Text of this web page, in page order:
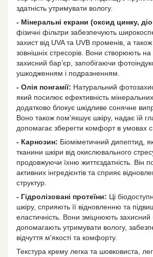
здатність утримувати вологу.
- Мінеральні екрани (оксид цинку,
фізичні фільтри забезпечують
захист від UVA та UVB променів, а
зовнішніх стресорів. Вони створюють
захисний бар'єр, запобігаючи
ушкодженням і подразненням.
- Олія понгамії: Натуральний
який посилює ефективність мінеральних
додатково блокує шкідливе сонячне
Воно також пом'якшує шкіру, надає їй
допомагає зберегти комфорт в умовах
- Карнозин: Біоміметичний дипептид,
тканини шкіри від окислювального
продовжуючи їхню життєздатність. Він
активних інгредієнтів та сприяє
структур.
- Гідролізовані протеїни: Ці
шкіру, сприяють її відновленню та
еластичність. Вони зміцнюють
допомагають утримувати вологу,
відчуття м'якості та комфорту.
Текстура крему легка та шовковиста,